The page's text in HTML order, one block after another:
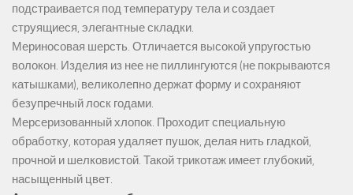
подстраивается под температуру тела и создает
струящиеся, элегантные складки.
Мериносовая шерсть. Отличается высокой упругостью
волокон. Изделия из нее не пиллингуются (не покрываются
катышками), великолепно держат форму и сохраняют
безупречный лоск годами.
Мерсеризованный хлопок. Проходит специальную
обработку, которая удаляет пушок, делая нить гладкой,
прочной и шелковистой. Такой трикотаж имеет глубокий,
насыщенный цвет.